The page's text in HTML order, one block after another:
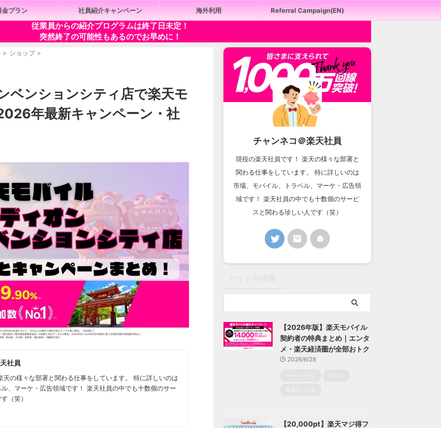
金プラン 社員紹介キャンペーン 海外利用 Referral Campaign(EN)
従業員からの紹介プログラムは終了日未定！
突然終了の可能性もあるのでお早めに！
> ショップ >
ベンションシティ店で楽天モ
年最新キャンペーン・社
社員
天の様々な部署と関わる仕事をしています。 特に詳しいのは
、マーケ・広告領域です！ 楽天社員の中でも十数個のサー
（笑）
チャンネコ＠楽天社員
現役の楽天社員です！ 楽天の様々な部署と
関わる仕事をしています。 特に詳しいのは
市場、モバイル、トラベル、マーケ・広告領
域です！ 楽天社員の中でも十数個のサービ
スと関わる珍しい人です（笑）
【2026年版】楽天モバイル
契約者の特典まとめ｜エンタ
メ・楽天経済圏が全部おトク
2026/6/28
キャンペーン
楽天モバイル
【20,000pt】楽天マジ得フ